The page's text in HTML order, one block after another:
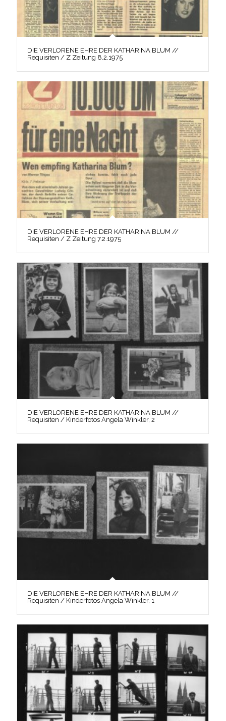
DIE VERLORENE EHRE DER KATHARINA BLUM //
Requisiten / Z Zeitung 8.2.1975
DIE VERLORENE EHRE DER KATHARINA BLUM //
Requisiten / Z Zeitung 7.2.1975
DIE VERLORENE EHRE DER KATHARINA BLUM //
Requisiten / Kinderfotos Angela Winkler, 2
DIE VERLORENE EHRE DER KATHARINA BLUM //
Requisiten / Kinderfotos Angela Winkler, 1